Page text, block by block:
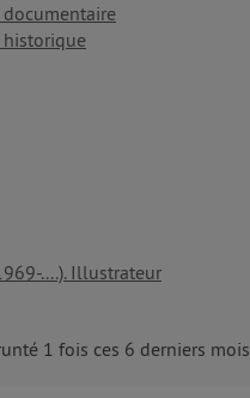
documentaire
historique
....). Illustrateur
1 fois ces 6 derniers mois